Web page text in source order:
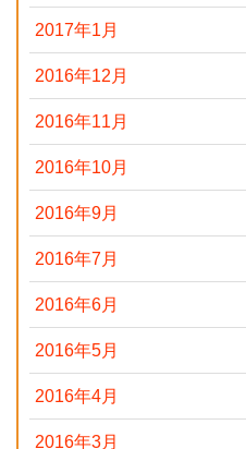
2017年1月
2016年12月
2016年11月
2016年10月
2016年9月
2016年7月
2016年6月
2016年5月
2016年4月
2016年3月